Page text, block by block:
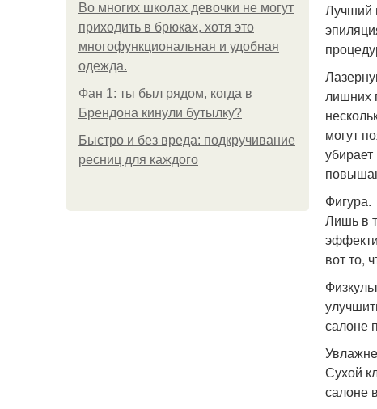
Во многих школах девочки не могут
приходить в брюках, хотя это
многофункциональная и удобная
одежда.
Фан 1: ты был рядом, когда в
Брендона кинули бутылку?
Быстро и без вреда: подкручивание
ресниц для каждого
Лучший
лишних
могут
Фигура.
Лишь в
вот то,
салоне
Сухой
салоне